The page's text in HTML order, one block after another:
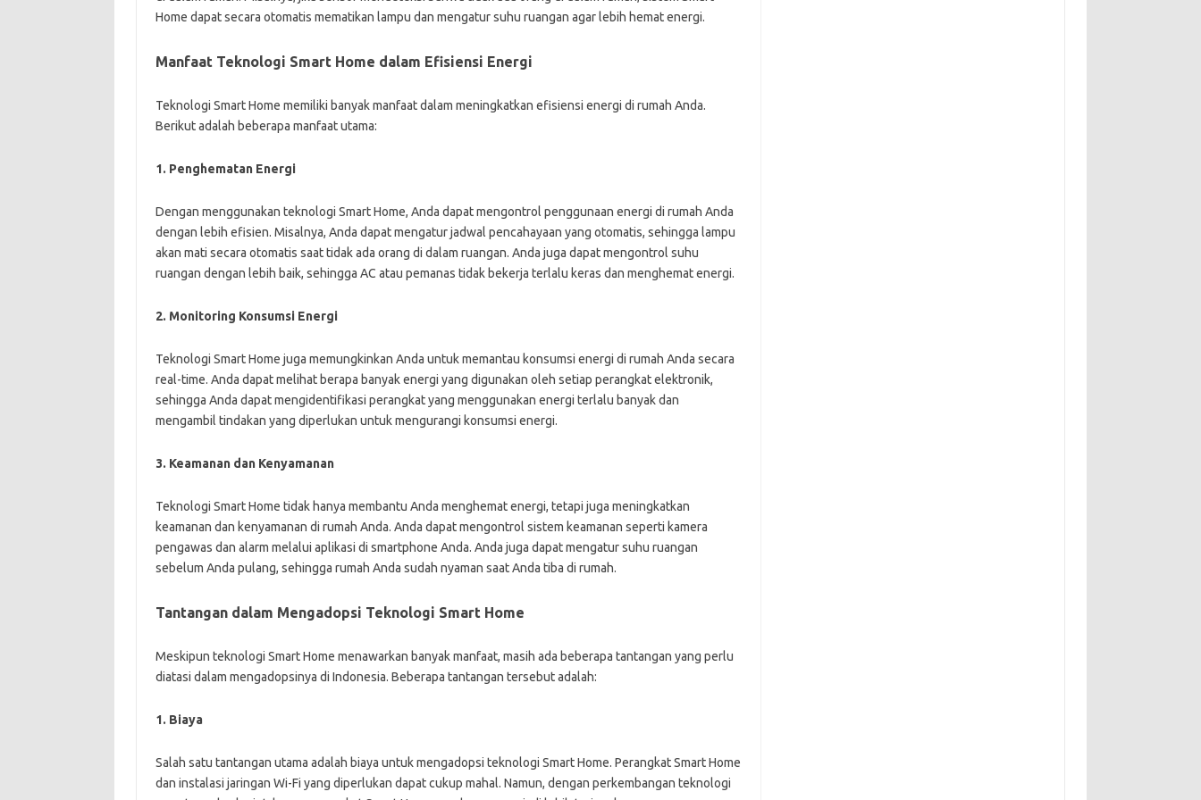
Home dapat secara otomatis mematikan lampu dan mengatur suhu ruangan agar lebih hemat energi.
Manfaat Teknologi Smart Home dalam Efisiensi Energi
Teknologi Smart Home memiliki banyak manfaat dalam meningkatkan efisiensi energi di rumah Anda.
Berikut adalah beberapa manfaat utama:
1. Penghematan Energi
Dengan menggunakan teknologi Smart Home, Anda dapat mengontrol penggunaan energi di rumah Anda
dengan lebih efisien. Misalnya, Anda dapat mengatur jadwal pencahayaan yang otomatis, sehingga lampu
akan mati secara otomatis saat tidak ada orang di dalam ruangan. Anda juga dapat mengontrol suhu
ruangan dengan lebih baik, sehingga AC atau pemanas tidak bekerja terlalu keras dan menghemat energi.
2. Monitoring Konsumsi Energi
Teknologi Smart Home juga memungkinkan Anda untuk memantau konsumsi energi di rumah Anda secara
real-time. Anda dapat melihat berapa banyak energi yang digunakan oleh setiap perangkat elektronik,
sehingga Anda dapat mengidentifikasi perangkat yang menggunakan energi terlalu banyak dan
mengambil tindakan yang diperlukan untuk mengurangi konsumsi energi.
3. Keamanan dan Kenyamanan
Teknologi Smart Home tidak hanya membantu Anda menghemat energi, tetapi juga meningkatkan
keamanan dan kenyamanan di rumah Anda. Anda dapat mengontrol sistem keamanan seperti kamera
pengawas dan alarm melalui aplikasi di smartphone Anda. Anda juga dapat mengatur suhu ruangan
sebelum Anda pulang, sehingga rumah Anda sudah nyaman saat Anda tiba di rumah.
Tantangan dalam Mengadopsi Teknologi Smart Home
Meskipun teknologi Smart Home menawarkan banyak manfaat, masih ada beberapa tantangan yang perlu
diatasi dalam mengadopsinya di Indonesia. Beberapa tantangan tersebut adalah:
1. Biaya
Salah satu tantangan utama adalah biaya untuk mengadopsi teknologi Smart Home. Perangkat Smart Home
dan instalasi jaringan Wi-Fi yang diperlukan dapat cukup mahal. Namun, dengan perkembangan teknologi